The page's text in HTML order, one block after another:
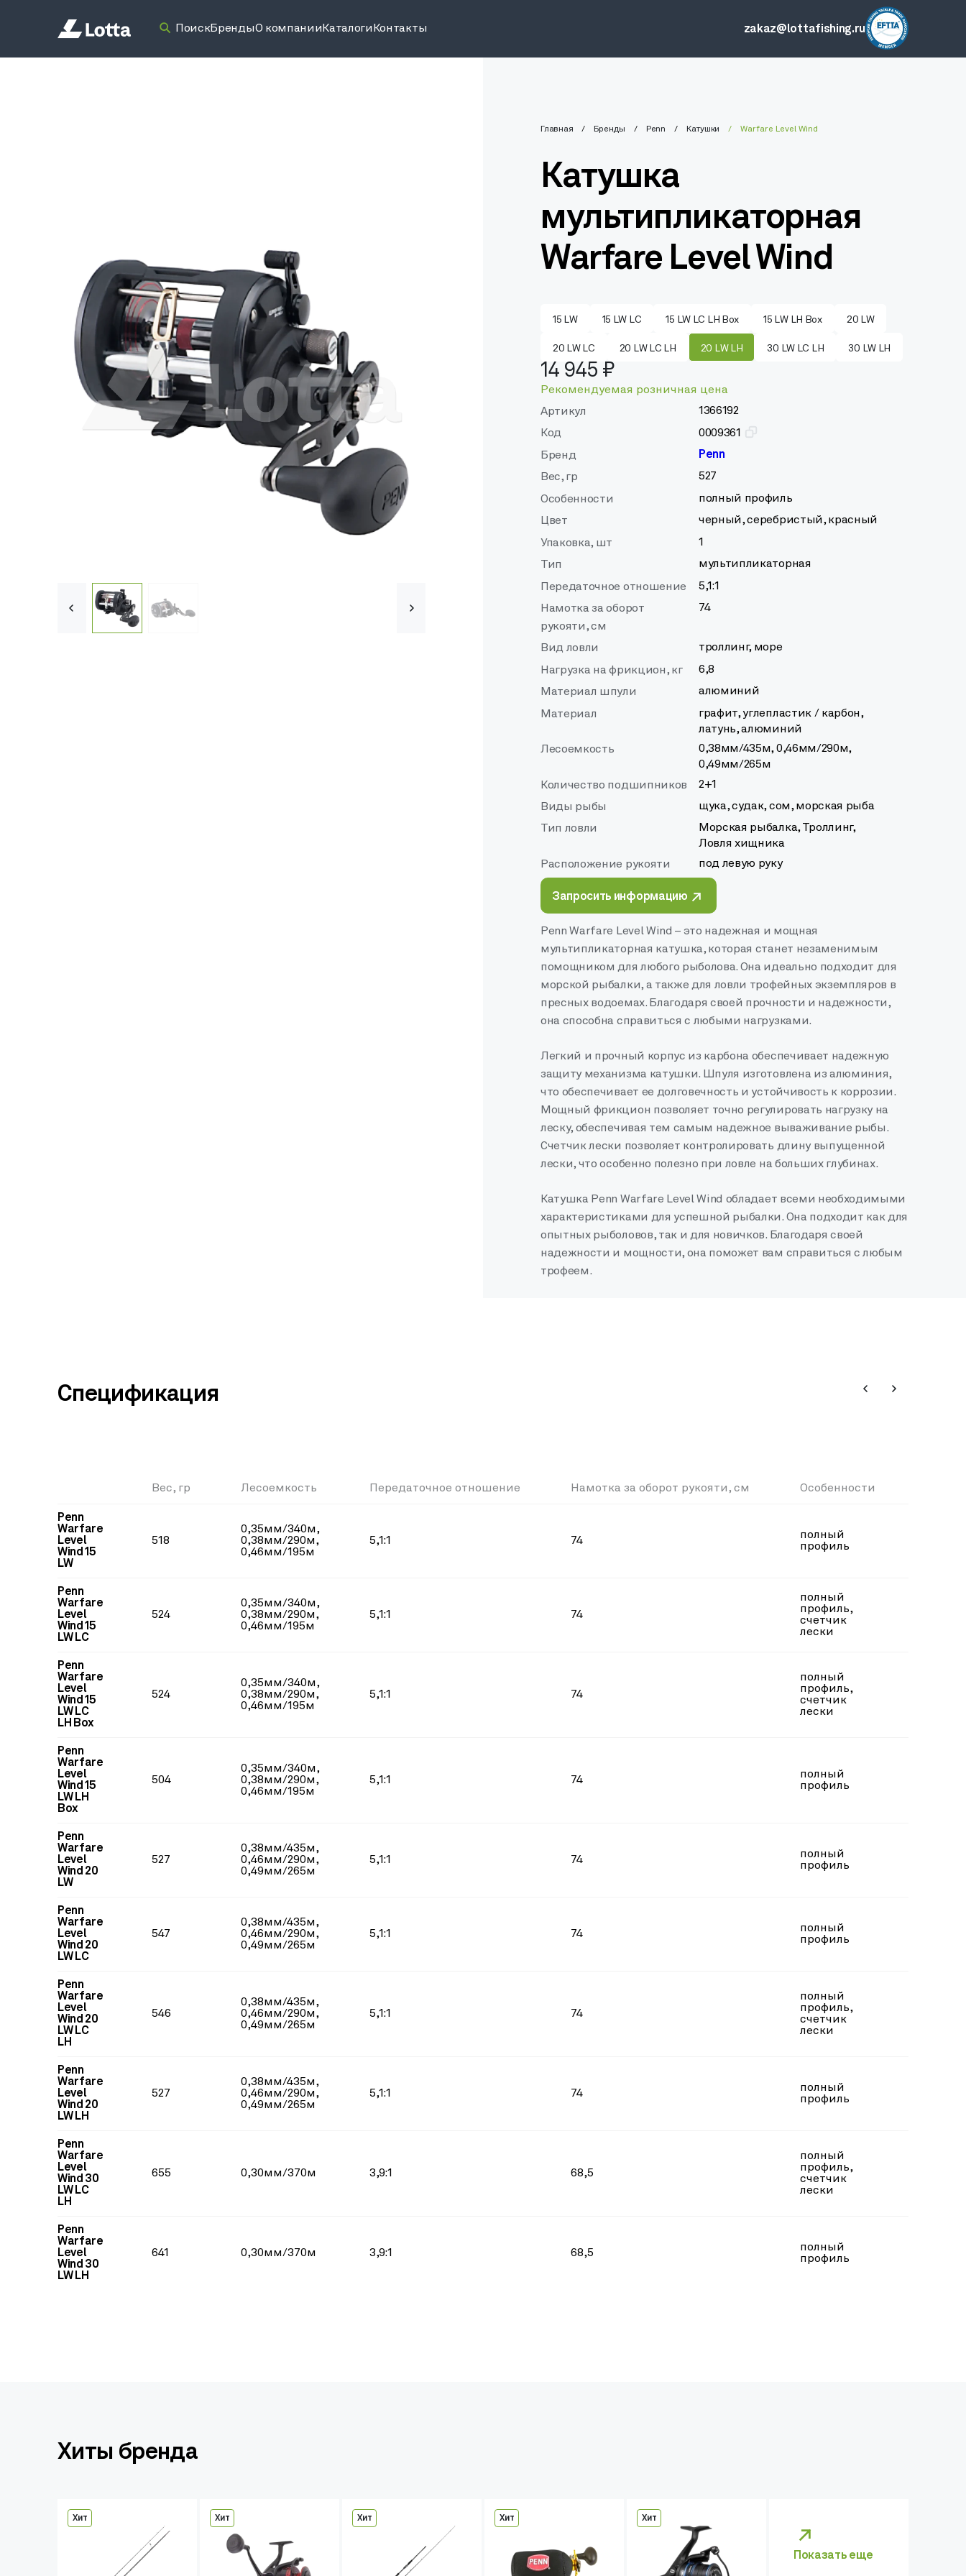
ПоискБрендыО компании Каталоги Контакты zakaz@lottafishing.ru
Главная Бренды Penn Катушки Warfare Level Wind
Катушка
мультипликаторная
Warfare Level Wind
15 LW 15 LW LC 15 LW LC LH Box 15 LW LH Box 20 LW
20 LW LC 20 LW LC LH 20 LW LH 30 LW LC LH 30 LW LH
14 945 ₽
Рекомендуемая розничная цена
Артикул
1366192
Код
0009361
Бренд
Penn
Вес, гр
527
Особенности
полный профиль
Цвет
черный, серебристый, красный
Упаковка, шт
1
Тип
мультипликаторная
Передаточное отношение
5,1:1
Намотка за оборот
рукояти, см
74
Вид ловли
троллинг, море
Нагрузка на фрикцион, кг
6,8
Материал шпули
алюминий
Материал
графит, углепластик / карбон,
латунь, алюминий
Лесоемкость
0,38мм/435м, 0,46мм/290м,
0,49мм/265м
Количество подшипников
2+1
Виды рыбы
щука, судак, сом, морская рыба
Тип ловли
Морская рыбалка, Троллинг,
Ловля хищника
Расположение рукояти
под левую руку
Запросить информацию
Penn Warfare Level Wind – это надежная и мощная
мультипликаторная катушка, которая станет незаменимым
помощником для любого рыболова. Она идеально подходит для
морской рыбалки, а также для ловли трофейных экземпляров в
пресных водоемах. Благодаря своей прочности и надежности,
она способна справиться с любыми нагрузками.
Легкий и прочный корпус из карбона обеспечивает надежную
защиту механизма катушки. Шпуля изготовлена из алюминия,
что обеспечивает ее долговечность и устойчивость к коррозии.
Мощный фрикцион позволяет точно регулировать нагрузку на
леску, обеспечивая тем самым надежное вываживание рыбы.
Счетчик лески позволяет контролировать длину выпущенной
лески, что особенно полезно при ловле на больших глубинах.
Катушка Penn Warfare Level Wind обладает всеми необходимыми
характеристиками для успешной рыбалки. Она подходит как для
опытных рыболовов, так и для новичков. Благодаря своей
надежности и мощности, она поможет вам справиться с любым
трофеем.
Спецификация
Вес, гр Лесоемкость Передаточное отношение Намотка за оборот рукояти, см Особенности
Penn
Warfare
Level
Wind 15
LW
518
0,35мм/340м,
0,38мм/290м,
0,46мм/195м
5,1:1 74
полный
профиль
Penn
Warfare
Level
Wind 15
LW LC
524
0,35мм/340м,
0,38мм/290м,
0,46мм/195м
5,1:1 74
полный
профиль,
счетчик
лески
Penn
Warfare
Level
Wind 15
LW LC
LH Box
524
0,35мм/340м,
0,38мм/290м,
0,46мм/195м
5,1:1 74
полный
профиль,
счетчик
лески
Penn
Warfare
Level
Wind 15
LW LH
Box
504
0,35мм/340м,
0,38мм/290м,
0,46мм/195м
5,1:1 74
полный
профиль
Penn
Warfare
Level
Wind 20
LW
527
0,38мм/435м,
0,46мм/290м,
0,49мм/265м
5,1:1 74
полный
профиль
Penn
Warfare
Level
Wind 20
LW LC
547
0,38мм/435м,
0,46мм/290м,
0,49мм/265м
5,1:1 74
полный
профиль
Penn
Warfare
Level
Wind 20
LW LC
LH
546
0,38мм/435м,
0,46мм/290м,
0,49мм/265м
5,1:1 74
полный
профиль,
счетчик
лески
Penn
Warfare
Level
Wind 20
LW LH
527
0,38мм/435м,
0,46мм/290м,
0,49мм/265м
5,1:1 74
полный
профиль
Penn
Warfare
Level
Wind 30
LW LC
LH
655 0,30мм/370м 3,9:1 68,5
полный
профиль,
счетчик
лески
Penn
Warfare
Level
Wind 30
LW LH
641 0,30мм/370м 3,9:1 68,5
полный
профиль
Хиты бренда
Хит Хит Хит Хит Хит
Показать еще